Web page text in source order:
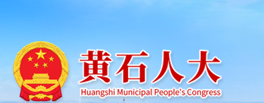
关于征集立法工作规划（2027年—2031